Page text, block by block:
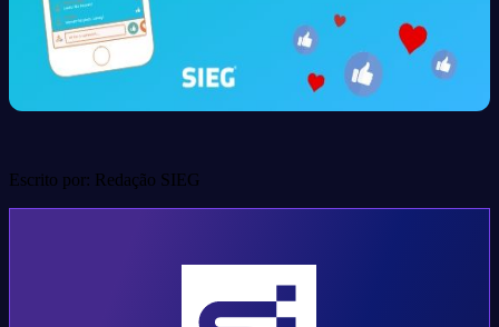
Escrito por: Redação SIEG